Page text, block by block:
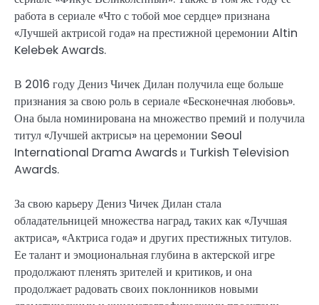
работа в сериале «Что с тобой мое сердце» признана
«Лучшей актрисой года» на престижной церемонии Altin
Kelebek Awards.
В 2016 году Дениз Чичек Дилан получила еще больше
признания за свою роль в сериале «Бесконечная любовь».
Она была номинирована на множество премий и получила
титул «Лучшей актрисы» на церемонии Seoul
International Drama Awards и Turkish Television
Awards.
За свою карьеру Дениз Чичек Дилан стала
обладательницей множества наград, таких как «Лучшая
актриса», «Актриса года» и других престижных титулов.
Ее талант и эмоциональная глубина в актерской игре
продолжают пленять зрителей и критиков, и она
продолжает радовать своих поклонников новыми